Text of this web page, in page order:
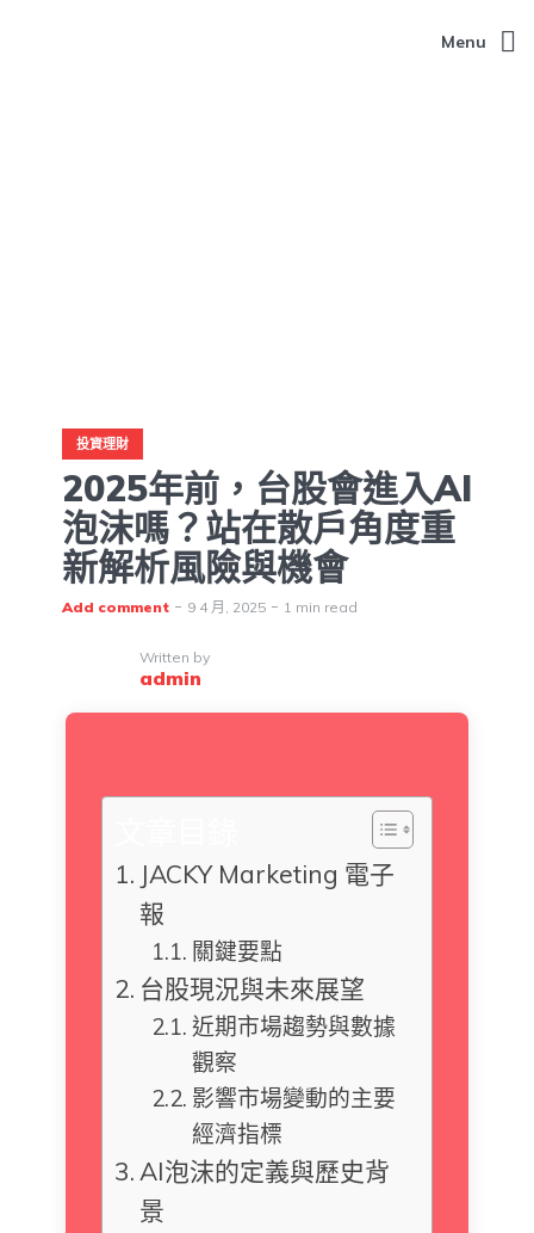
Menu
投資理財
2025年前，台股會進入AI
泡沫嗎？站在散戶角度重
新解析風險與機會
Add comment 9 4 月, 2025 1 min read
Written by
admin
JACKY Marketing 電子
報
關鍵要點
台股現況與未來展望
近期市場趨勢與數據
觀察
影響市場變動的主要
經濟指標
AI泡沫的定義與歷史背
景